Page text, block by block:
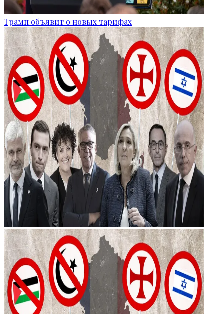
Трамп объявит о новых тарифах